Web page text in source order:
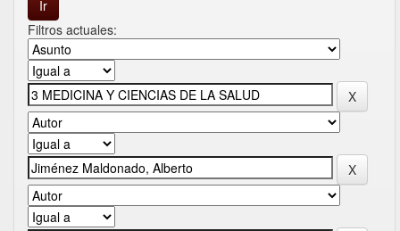
Filtros actuales: